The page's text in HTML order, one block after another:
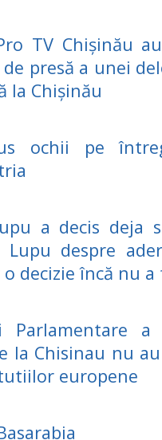
TV Chișinău
presă a unei
la Chișinău
ochii pe
a decis deja
despre
decizie încă nu
Parlamentare a
la Chisinau nu
europene